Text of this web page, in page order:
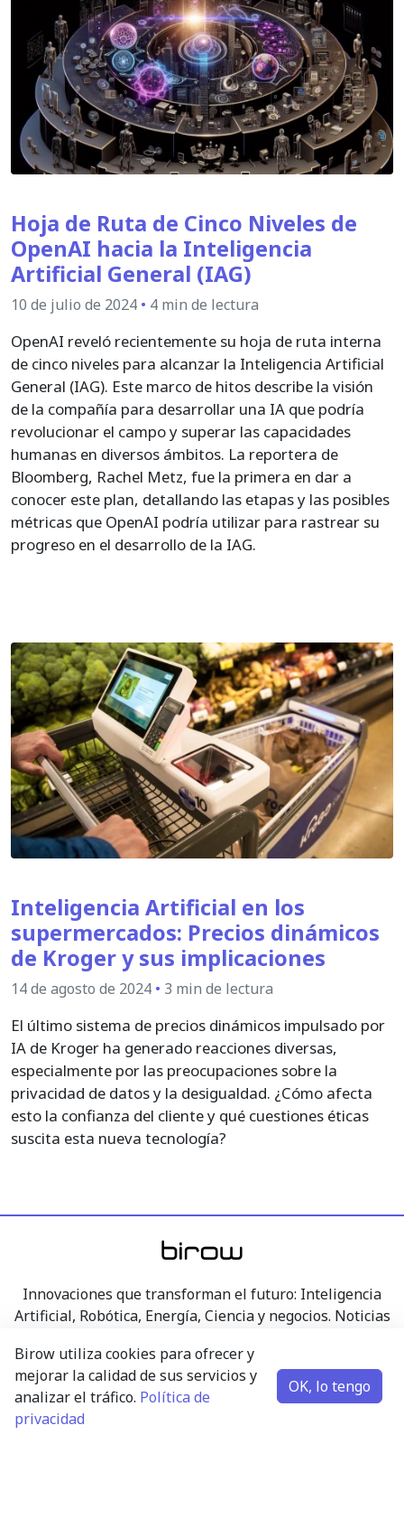
Hoja de Ruta de Cinco Niveles de
OpenAI hacia la Inteligencia
Artificial General (IAG)
10 de julio de 2024 • 4 min de lectura
OpenAI reveló recientemente su hoja de ruta interna
de cinco niveles para alcanzar la Inteligencia Artificial
General (IAG). Este marco de hitos describe la visión
de la compañía para desarrollar una IA que podría
revolucionar el campo y superar las capacidades
humanas en diversos ámbitos. La reportera de
Bloomberg, Rachel Metz, fue la primera en dar a
conocer este plan, detallando las etapas y las posibles
métricas que OpenAI podría utilizar para rastrear su
progreso en el desarrollo de la IAG.
Inteligencia Artificial en los
supermercados: Precios dinámicos
de Kroger y sus implicaciones
14 de agosto de 2024 • 3 min de lectura
El último sistema de precios dinámicos impulsado por
IA de Kroger ha generado reacciones diversas,
especialmente por las preocupaciones sobre la
privacidad de datos y la desigualdad. ¿Cómo afecta
esto la confianza del cliente y qué cuestiones éticas
suscita esta nueva tecnología?
Innovaciones que transforman el futuro: Inteligencia
Artificial, Robótica, Energía, Ciencia y negocios. Noticias
tecnología, la investigación y la economía, presentados
de forma transparente.
Birow utiliza cookies para ofrecer y
mejorar la calidad de sus servicios y
analizar el tráfico. Política de
privacidad
OK, lo tengo